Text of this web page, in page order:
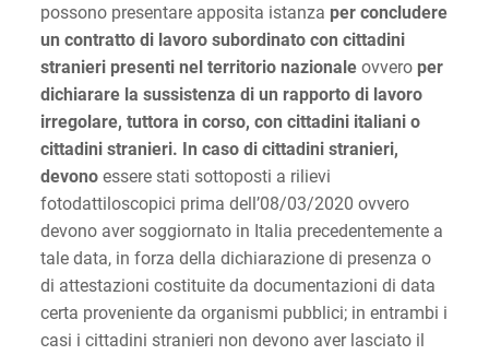
possono presentare apposita istanza per concludere
un contratto di lavoro subordinato con cittadini
stranieri presenti nel territorio nazionale ovvero per
dichiarare la sussistenza di un rapporto di lavoro
irregolare, tuttora in corso, con cittadini italiani o
cittadini stranieri. In caso di cittadini stranieri,
devonoessere stati sottoposti a rilievi
fotodattiloscopici prima dell’08/03/2020 ovvero
devono aver soggiornato in Italia precedentemente a
tale data, in forza della dichiarazione di presenza o
di attestazioni costituite da documentazioni di data
certa proveniente da organismi pubblici; in entrambi i
casi i cittadini stranieri non devono aver lasciato il